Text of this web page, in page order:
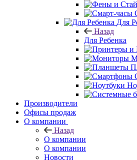
Для
Назад
Для Ребенка
Производители
Офисы продаж
О компании
Назад
О компании
О компании
Новости